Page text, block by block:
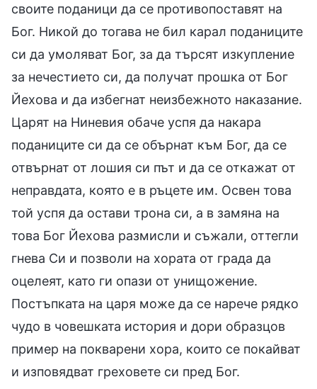
своите поданици да се противопоставят на
Бог. Никой до тогава не бил карал поданиците
си да умоляват Бог, за да търсят изкупление
за нечестието си, да получат прошка от Бог
Йехова и да избегнат неизбежното наказание.
Царят на Ниневия обаче успя да накара
поданиците си да се обърнат към Бог, да се
отвърнат от лошия си път и да се откажат от
неправдата, която е в ръцете им. Освен това
той успя да остави трона си, а в замяна на
това Бог Йехова размисли и съжали, оттегли
гнева Си и позволи на хората от града да
оцелеят, като ги опази от унищожение.
Постъпката на царя може да се нарече рядко
чудо в човешката история и дори образцов
пример на покварени хора, които се покайват
и изповядват греховете си пред Бог.